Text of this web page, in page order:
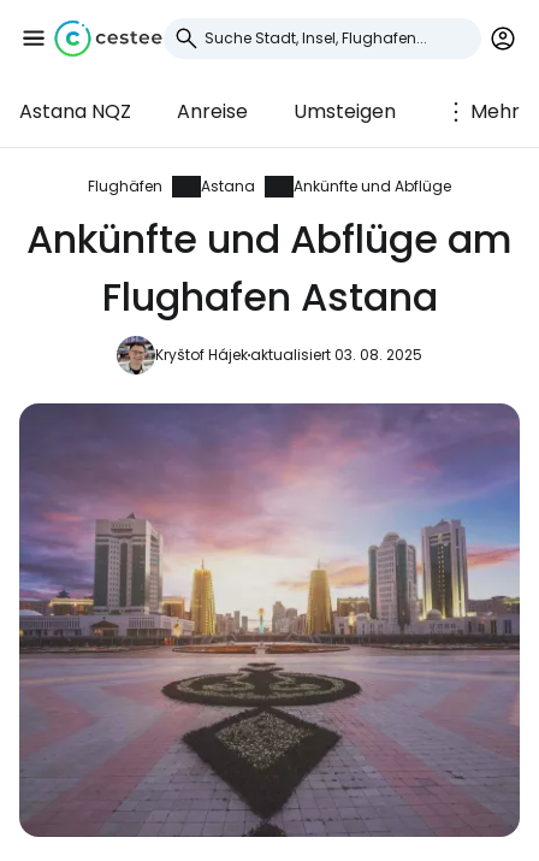
Astana NQZ Anreise Umsteigen Mehr
Flughäfen Astana Ankünfte und Abflüge
Ankünfte und Abflüge am
Flughafen Astana
Kryštof Hájekaktualisiert 03. 08. 2025
Anmeldung bei
Cestee
... die weltweite Reise-Community
Weiter mit Facebook
Weiter mit E-Mail